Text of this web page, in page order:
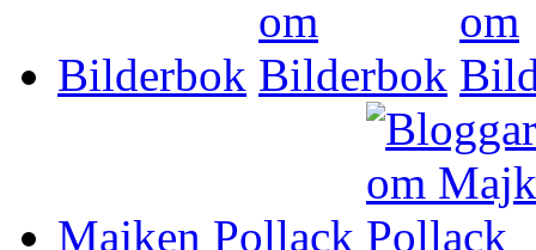
Bilderbok
Majken Pollack